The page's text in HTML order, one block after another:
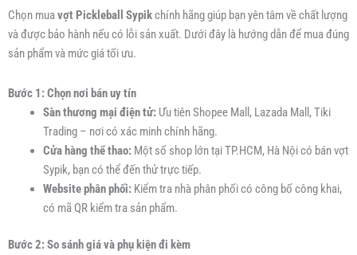
Chọn muavợt Pickleball Sypikchính hãng giúp bạn yên tâm về chất lượng
và được bảo hành nếu có lỗi sản xuất. Dưới đây là hướng dẫn để mua đúng
sản phẩm và mức giá tối ưu.
Bước 1: Chọn nơi bán uy tín
Sàn thương mại điện tử:Ưu tiên Shopee Mall, Lazada Mall, Tiki
Trading – nơi có xác minh chính hãng.
Cửa hàng thể thao:Một số shop lớn tại TP.HCM, Hà Nội có bán vợt
Sypik, bạn có thể đến thử trực tiếp.
Website phân phối:Kiểm tra nhà phân phối có công bố công khai,
có mã QR kiểm tra sản phẩm.
Bước 2: So sánh giá và phụ kiện đi kèm